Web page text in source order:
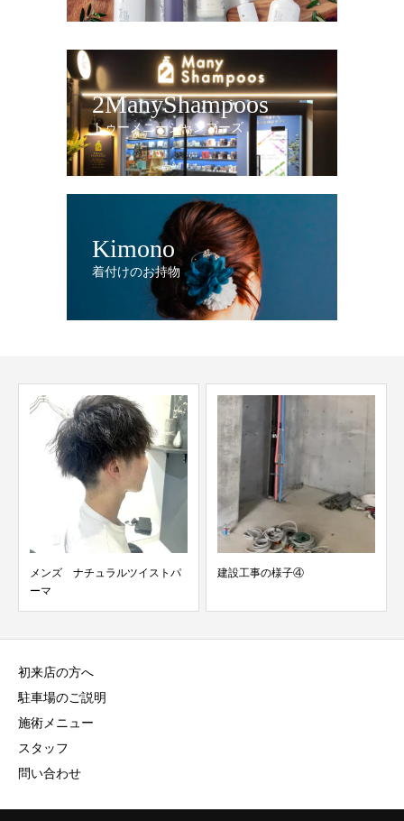
2ManyShampoos
トゥーメニーシャンプーズ
Kimono
着付けのお持物
メンズ ナチュラルツイストパ
ーマ
建設工事の様子④
初来店の方へ
駐車場のご説明
施術メニュー
スタッフ
問い合わせ